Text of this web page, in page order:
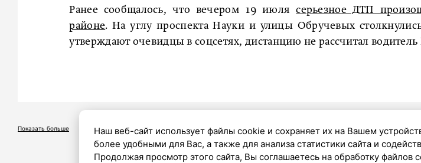
Ранее сообщалось, что вечером 19 июлясерьезное ДТП
районе. На углу проспекта Науки и улицы Обручевых
утверждают очевидцы в соцсетях, дистанцию не рассчитал водитель
Показать больше
Наш веб-сайт использует файлы cookie и сохраняет их на Вашем
более удобными для Вас, а также для анализа статистики сайта и
Продолжая просмотр этого сайта, Вы соглашаетесь на обработку файлов